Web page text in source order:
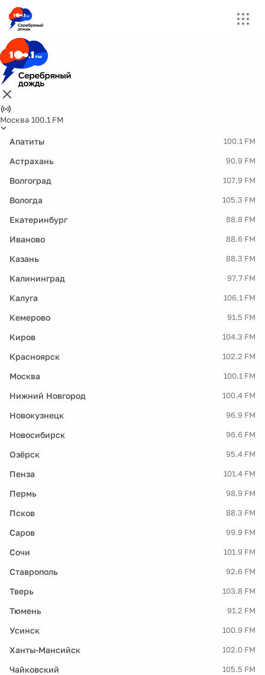
Москва 100.1 FM
Апатиты 100.1 FM
Астрахань 90.9 FM
Волгоград 107.9 FM
Вологда 105.3 FM
Екатеринбург 88.8 FM
Иваново 88.6 FM
Казань 88.3 FM
Калининград 97.7 FM
Калуга 106.1 FM
Кемерово 91.5 FM
Киров 104.3 FM
Красноярск 102.2 FM
Москва 100.1 FM
Нижний Новгород 100.4 FM
Новокузнецк 96.9 FM
Новосибирск 96.6 FM
Озёрск 95.4 FM
Пенза 101.4 FM
Пермь 98.9 FM
Псков 88.3 FM
Саров 99.9 FM
Сочи 101.9 FM
Ставрополь 92.6 FM
Тверь 103.8 FM
Тюмень 91.2 FM
Усинск 100.9 FM
Ханты-Мансийск 102.0 FM
Чайковский 105.5 FM